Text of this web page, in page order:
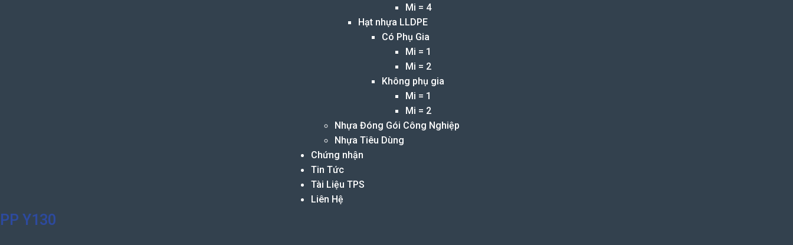
Mi = 4
Hạt nhựa LLDPE
Có Phụ Gia
Mi = 1
Mi = 2
Không phụ gia
Mi = 1
Mi = 2
Nhựa Đóng Gói Công Nghiệp
Nhựa Tiêu Dùng
Chứng nhận
Tin Tức
Tài Liệu TPS
Liên Hệ
PP Y130